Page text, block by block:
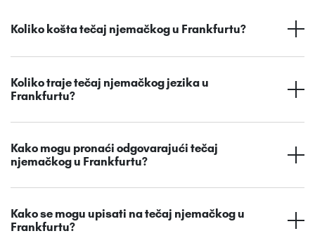
Koliko košta tečaj njemačkog u Frankfurtu?
Koliko traje tečaj njemačkog jezika u
Frankfurtu?
Kako mogu pronaći odgovarajući tečaj
njemačkog u Frankfurtu?
Kako se mogu upisati na tečaj njemačkog u
Frankfurtu?